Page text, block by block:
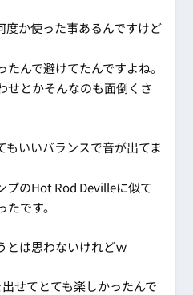
度か使った事あるんですけど
んで避けてたんですよね。
せとかそんなのも面倒くさ
もいいバランスで音が出てま
プのHot Rod Devilleに似て
です。
とは思わないけれどｗ
せてとても楽しかったんで